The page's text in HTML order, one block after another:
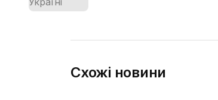
Схожі новини